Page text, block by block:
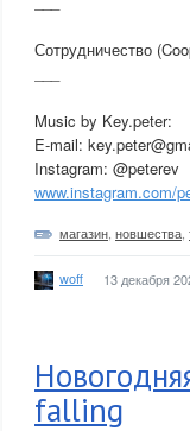
Сотрудничество
Music by Key.peter:
E-mail:
Instagram: @peterev
www.instagram.com/
магазин новшества
woff 13 декабря
falling